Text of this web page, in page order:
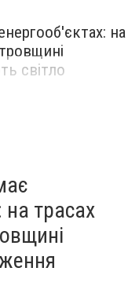
на
світло
на трасах